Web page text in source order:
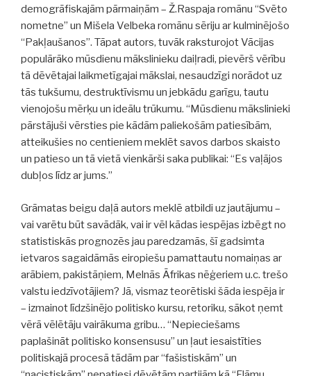
demogrāfiskajām pārmaiņām – Ž.Raspaja romānu “Svēto
nometne” un Mišela Velbeka romānu sēriju ar kulminējošo
“Pakļaušanos”. Tāpat autors, tuvāk raksturojot Vācijas
populārāko mūsdienu mākslinieku daiļradi, pievērš vērību
tā dēvētajai laikmetīgajai mākslai, nesaudzīgi norādot uz
tās tukšumu, destruktīvismu un jebkādu garīgu, tautu
vienojošu mērķu un ideālu trūkumu. “Mūsdienu mākslinieki
pārstājuši vērsties pie kādām paliekošām patiesībām,
atteikušies no centieniem meklēt savos darbos skaisto
un patieso un tā vietā vienkārši saka publikai: “Es vaļājos
dubļos līdz ar jums.”
Grāmatas beigu daļā autors meklē atbildi uz jautājumu –
vai varētu būt savādāk, vai ir vēl kādas iespējas izbēgt no
statistiskās prognozēs jau paredzamās, šī gadsimta
ietvaros sagaidāmās eiropiešu pamattautu nomaiņas ar
arābiem, pakistāņiem, Melnās Āfrikas nēģeriem u.c. trešo
valstu iedzīvotājiem? Jā, vismaz teorētiski šāda iespēja ir
– izmainot līdzšinējo politisko kursu, retoriku, sākot ņemt
vērā vēlētāju vairākuma gribu… “Nepieciešams
paplašināt politisko konsensusu” un ļaut iesaistīties
politiskajā procesā tādām par “fašistiskām” un